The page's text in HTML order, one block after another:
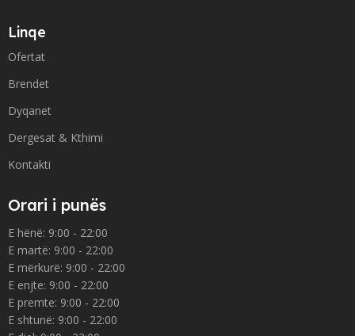
Linqe
Ofertat
Brendet
Dyqanet
Dergesat & Kthimi
Kontakti
Orari i punës
E hënë: 9:00 - 22:00
E martë: 9:00 - 22:00
E mërkurë: 9:00 - 22:00
E enjte: 9:00 - 22:00
E premte: 9:00 - 22:00
E shtunë: 9:00 - 22:00